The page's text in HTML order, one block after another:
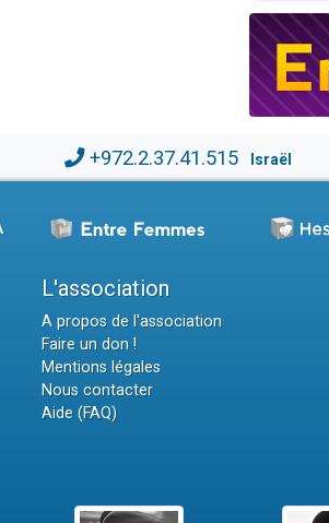
+972.2.37.41.515 Israël
L'association
A propos de l'association
Faire un don !
Mentions légales
Nous contacter
Aide (FAQ)